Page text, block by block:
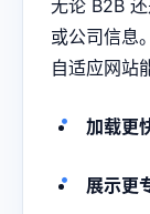
无论 B2B
或公司信息。
自适应网站
加载更
展示更